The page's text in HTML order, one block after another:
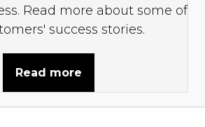
Read more about some of
success stories.
Read more